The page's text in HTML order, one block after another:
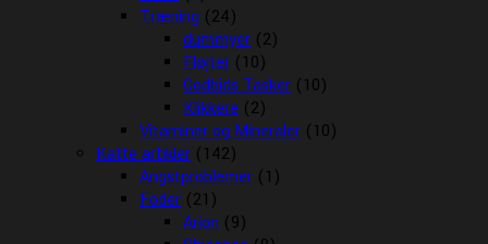
Træning (24)
dummyer (2)
Fløjter (10)
Godbids Tasker (10)
Klikkere (2)
Vitaminer og Mineraler (10)
Katte artikler (142)
Angstproblemer (1)
Foder (21)
Arion (9)